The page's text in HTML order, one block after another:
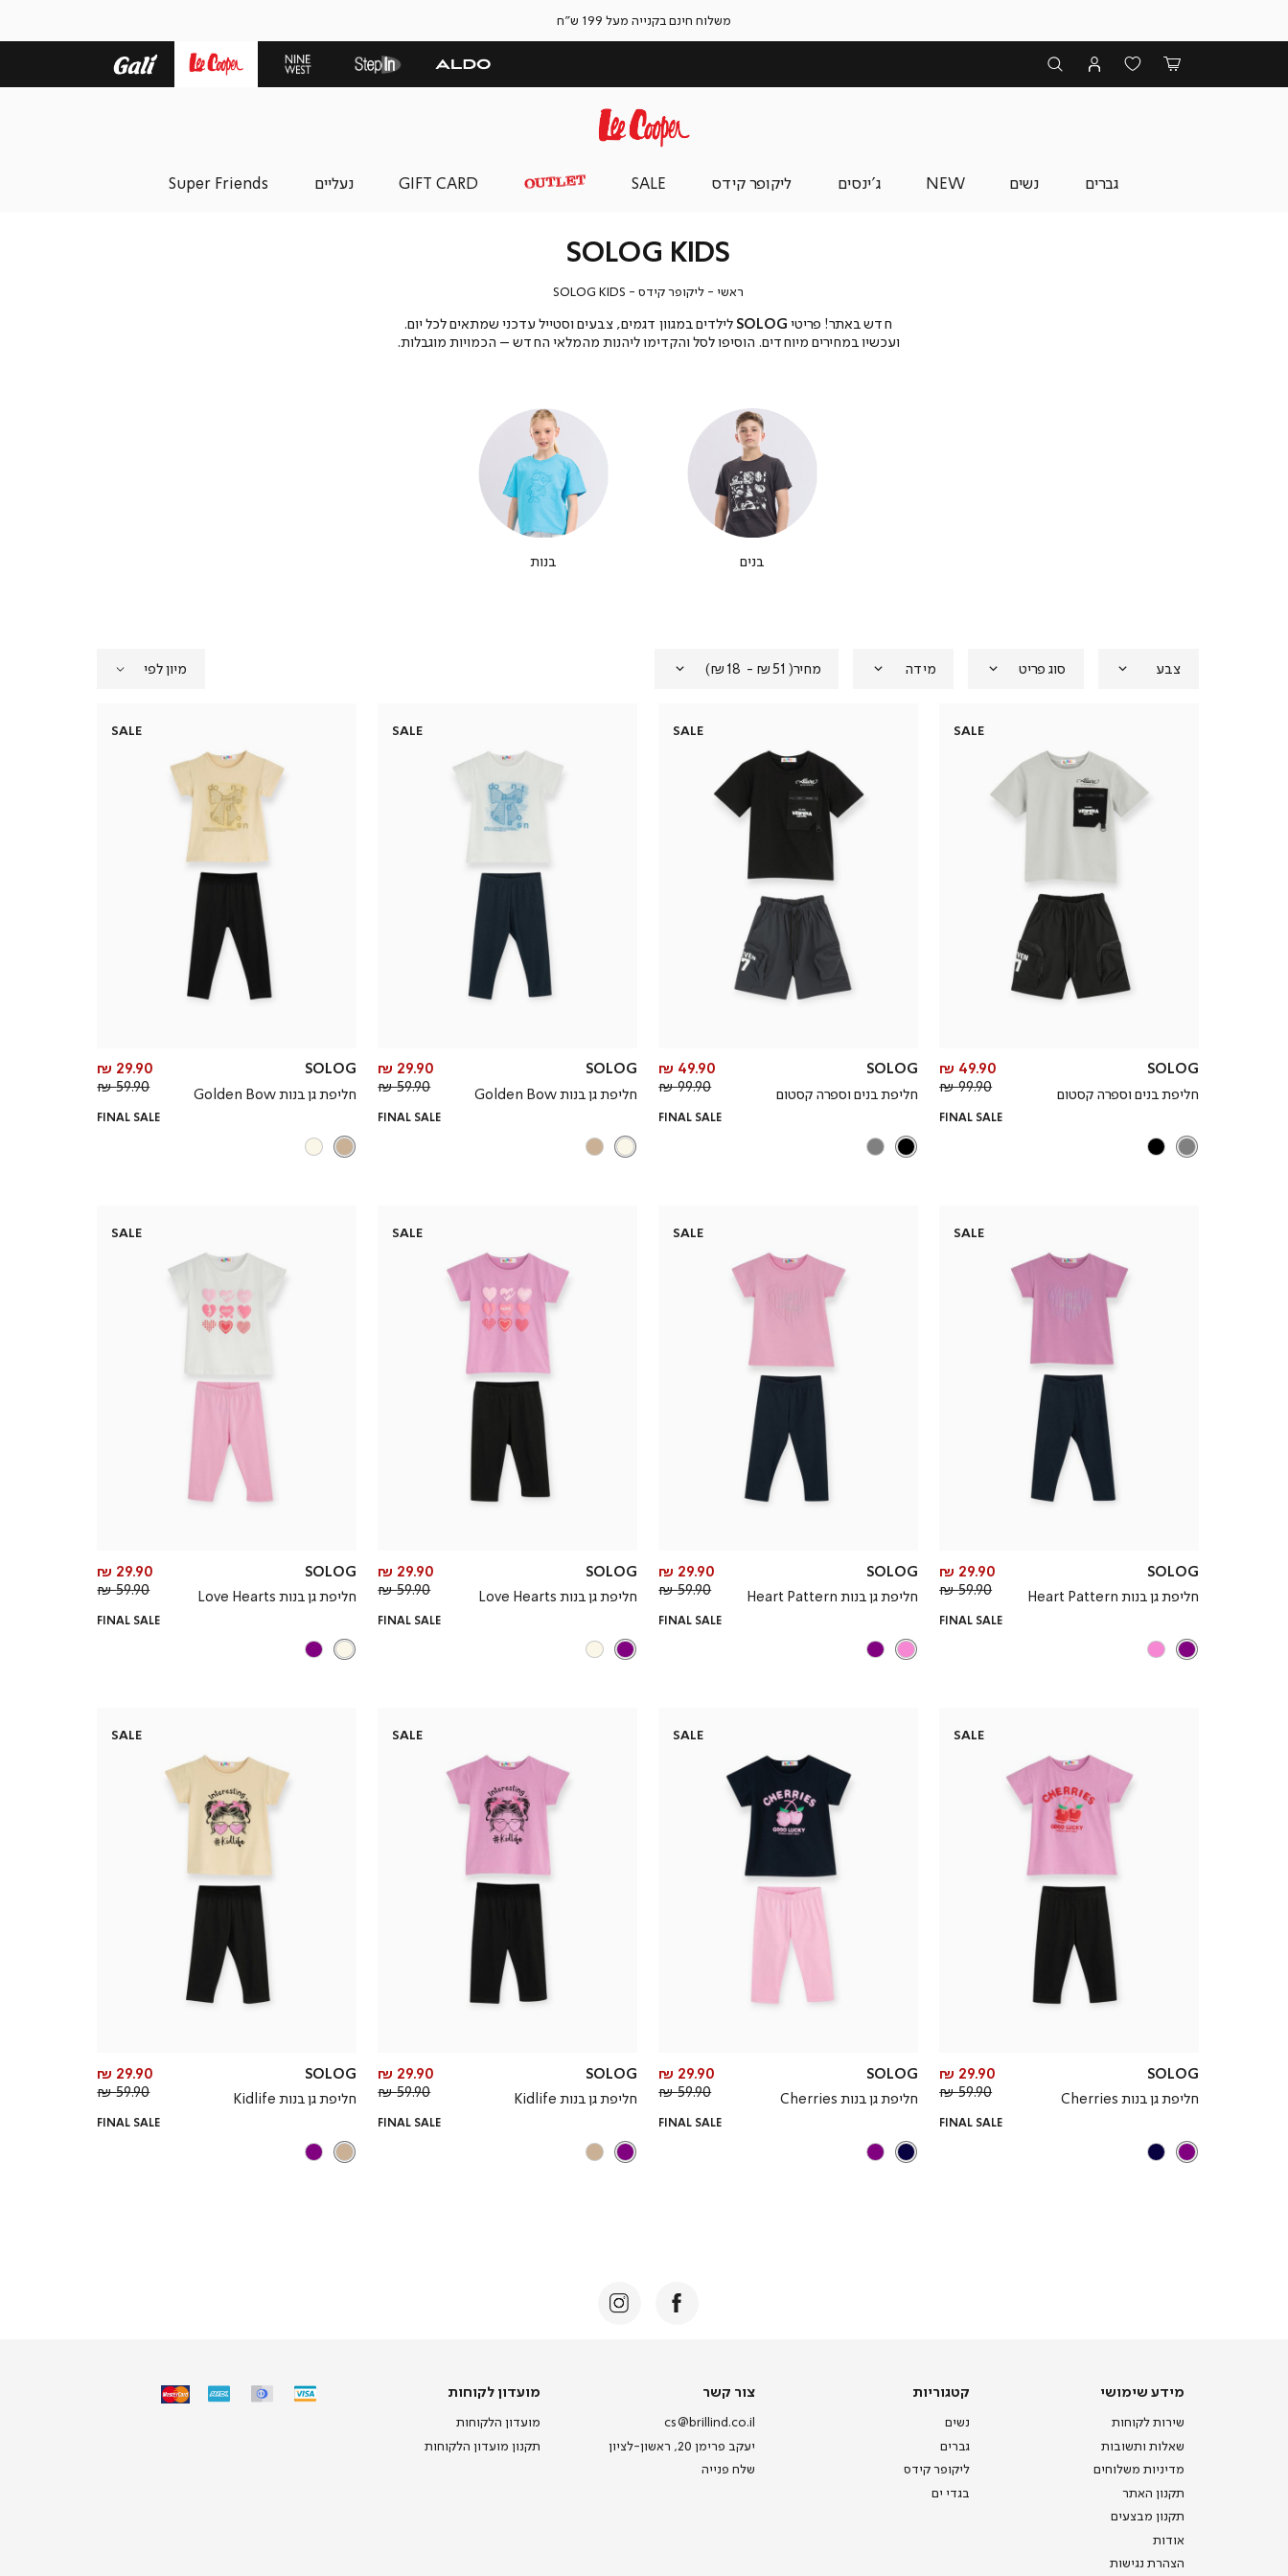
משלוח חינם בקנייה מעל 199 ש"ח
גברים נשים NEW ג'ינסים ליקופר קידס SALE
GIFT CARD נעליים Super Friends
SOLOG KIDS
ראשי ראשי
ליקופר קידס ליקופר
SOLOG KIDS
SOLOG
חדש באתר! פריטי SOLOG לילדים במגוון דגמים, צבעים וסטייל עדכני שמתאים לכל יום.
ועכשיו במחירים מיוחדים. הוסיפו לסל והקדימו ליהנות מהמלאי החדש – הכמויות מוגבלות.
בנים בנות
צבע סוג פריט מידה מחיר(
)
SALE
SOLOG
חליפת בנים וספרה קסטום
מחיר
מוצר
49.90 ₪
מחיר
99.90 ₪
FINAL SALE
SALE
SOLOG
חליפת בנים וספרה קסטום
מחיר
מוצר
49.90 ₪
מחיר
99.90 ₪
FINAL SALE
SALE
SOLOG
חליפת גן בנות Golden Bow
מחיר
מוצר
29.90 ₪
מחיר
59.90 ₪
FINAL SALE
SALE
SOLOG
חליפת גן בנות Golden Bow
מחיר
מוצר
29.90 ₪
מחיר
59.90 ₪
FINAL SALE
SALE
SOLOG
חליפת גן בנות Heart Pattern
מחיר
מוצר
29.90 ₪
מחיר
59.90 ₪
FINAL SALE
SALE
SOLOG
חליפת גן בנות Heart Pattern
מחיר
מוצר
29.90 ₪
מחיר
59.90 ₪
FINAL SALE
SALE
SOLOG
חליפת גן בנות Love Hearts
מחיר
מוצר
29.90 ₪
מחיר
59.90 ₪
FINAL SALE
SALE
SOLOG
חליפת גן בנות Love Hearts
מחיר
מוצר
29.90 ₪
מחיר
59.90 ₪
FINAL SALE
SALE
SOLOG
חליפת גן בנות Cherries
מחיר
מוצר
29.90 ₪
מחיר
59.90 ₪
FINAL SALE
SALE
SOLOG
חליפת גן בנות Cherries
מחיר
מוצר
29.90 ₪
מחיר
59.90 ₪
FINAL SALE
SALE
SOLOG
חליפת גן בנות Kidlife
מחיר
מוצר
29.90 ₪
מחיר
59.90 ₪
FINAL SALE
SALE
SOLOG
חליפת גן בנות Kidlife
מחיר
מוצר
29.90 ₪
מחיר
59.90 ₪
FINAL SALE
מידע
מידע שימושי
שירות לקוחות
שאלות ותשובות
מדיניות משלוחים
תקנון האתר
תקנון מבצעים
אודות
הצהרת נגישות
קטגוריות
קטגוריות
נשים
גברים
ליקופר קידס
בגדי ים
צור
צור קשר
cs@brillind.co.il
יעקב פרימן 20, ראשון-לציון
שלח פנייה
מועדון
מועדון לקוחות
מועדון הלקוחות
תקנון מועדון הלקוחות